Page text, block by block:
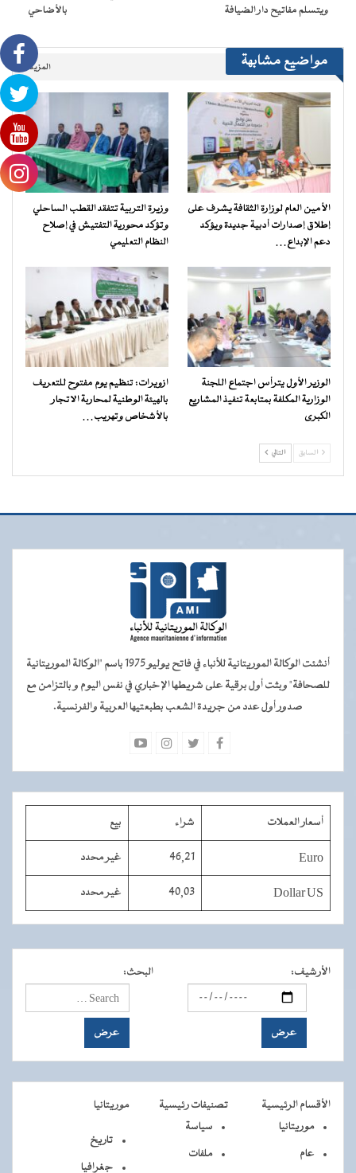
ويتسلم مفاتيح دار الضيافة
بالأضاحي
مواضيع مشابهة المزيد..
الأمين العام لوزارة الثقافة يشرف على
إطلاق إصدارات أدبية جديدة ويؤكد
دعم الإبداع…
وزيرة التربية تتفقد القطب الساحلي
وتؤكد محورية التفتيش في إصلاح
النظام التعليمي
الوزير الأول يترأس اجتماع اللجنة
الوزارية المكلفة بمتابعة تنفيذ المشاريع
الكبرى
ازويرات: تنظيم يوم مفتوح للتعريف
بالهيئة الوطنية لمحاربة الاتجار
بالأشخاص وتهريب…
السابق التالي
أنشئت الوكالة الموريتانية للأنباء في فاتح يوليو 1975 باسم "الوكالة الموريتانية
للصحافة" وبثت أول برقية على شريطها الإخباري في نفس اليوم و بالتزامن مع
صدور أول عدد من جريدة الشعب بطبعتيها العربية والفرنسية.
أسعار العملات شراء بيع
Euro
46,21 غير محدد
Dollar US
40,03 غير محدد
الأرشيف: البحث:
الأقسام الرئيسية تصنيفات رئيسية
موريتانيا
موريتانيا
عام
سياسة
ملفات
تاريخ
جغرافيا